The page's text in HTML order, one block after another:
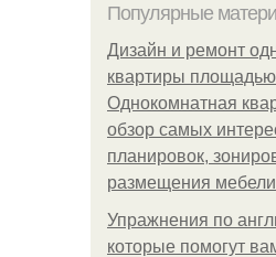
Популярные
Дизайн и ремонт
квартиры площадью
Однокомнатная
обзор самых
планировок,
размещения
Упражнения по
которые помогут